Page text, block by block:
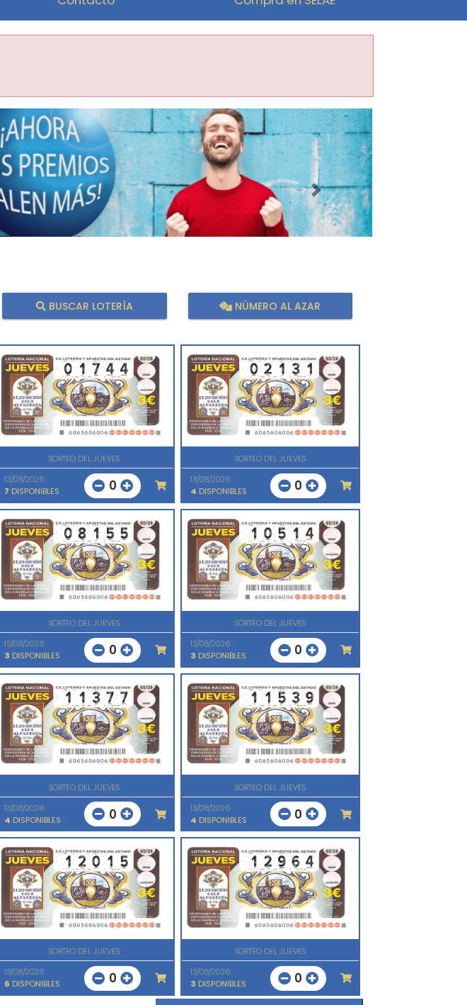
Imagen siguiente
BUSCAR LOTERÍA NÚMERO AL AZAR
SORTEO DEL JUEVES
13/08/2026
7 DISPONIBLES 0
SORTEO DEL JUEVES
13/08/2026
4 DISPONIBLES 0
SORTEO DEL JUEVES
13/08/2026
3 DISPONIBLES 0
SORTEO DEL JUEVES
13/08/2026
3 DISPONIBLES 0
SORTEO DEL JUEVES
13/08/2026
4 DISPONIBLES 0
SORTEO DEL JUEVES
13/08/2026
4 DISPONIBLES 0
SORTEO DEL JUEVES
13/08/2026
6 DISPONIBLES 0
SORTEO DEL JUEVES
13/08/2026
3 DISPONIBLES 0